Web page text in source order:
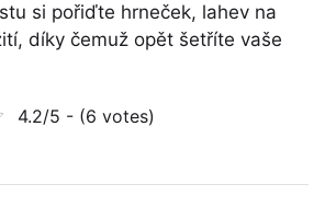
si pořiďte hrneček, lahev na
díky čemuž opět šetříte vaše
4.2/5 - (6 votes)